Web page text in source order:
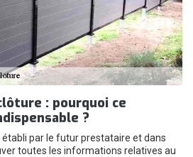
: pourquoi ce
?
établi par le futur prestataire et dans
toutes les informations relatives au